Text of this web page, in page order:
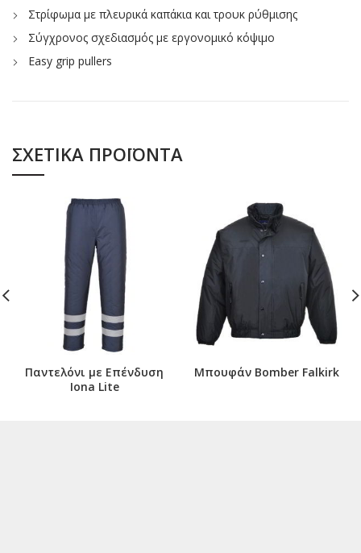
Στρίφωμα με πλευρικά καπάκια και τρουκ ρύθμισης
Σύγχρονος σχεδιασμός με εργονομικό κόψιμο
Easy grip pullers
ΣΧΕΤΙΚΆ ΠΡΟΪΌΝΤΑ
Παντελόνι με Επένδυση
Iona Lite
Μπουφάν Bomber Falkirk